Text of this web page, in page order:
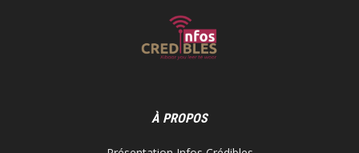
À PROPOS